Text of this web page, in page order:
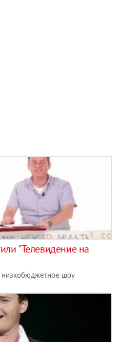
"Телевидение на
низкобюджетное шоу